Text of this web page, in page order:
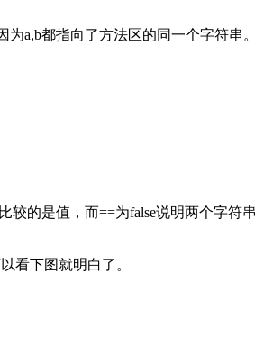
为a,b都指向了方法区的同一个字符
较的是值，而==为false说明两个字
看下图就明白了。